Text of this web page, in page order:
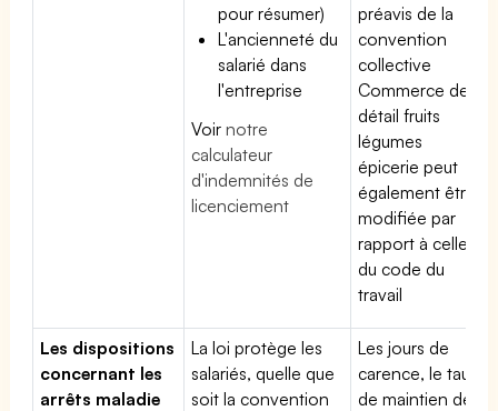
pour résumer)
L'ancienneté du
salarié dans
l'entreprise
Voirnotre
calculateur
d'indemnités de
licenciement
préavis de la
convention
collective
Commerce de
détail fruits
légumes
épicerie peut
également être
modifiée par
rapport à celle
du code du
travail
Les dispositions
concernant les
arrêts maladie
La loi protège les
salariés, quelle que
soit la convention
Les jours de
carence, le taux
de maintien de